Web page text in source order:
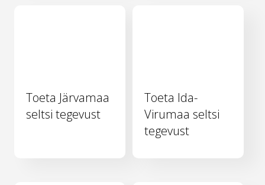
Toeta Järvamaa
seltsi tegevust
Toeta Ida-
Virumaa seltsi
tegevust